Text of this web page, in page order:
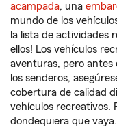
acampada, una
mundo de los
la lista de actividades
ellos! Los vehículos
aventuras, pero antes
los senderos,
cobertura de calidad
vehículos recreativos.
dondequiera que vaya.